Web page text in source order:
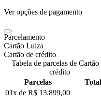
Ver opções de pagamento
Parcelamento
Cartão Luiza
Cartão de crédito
Tabela de parcelas de Cartão
crédito
Parcelas
Total
01x de R$ 13.899,00